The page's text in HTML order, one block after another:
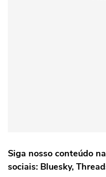
Siga nosso conteúdo
sociais: Bluesky,